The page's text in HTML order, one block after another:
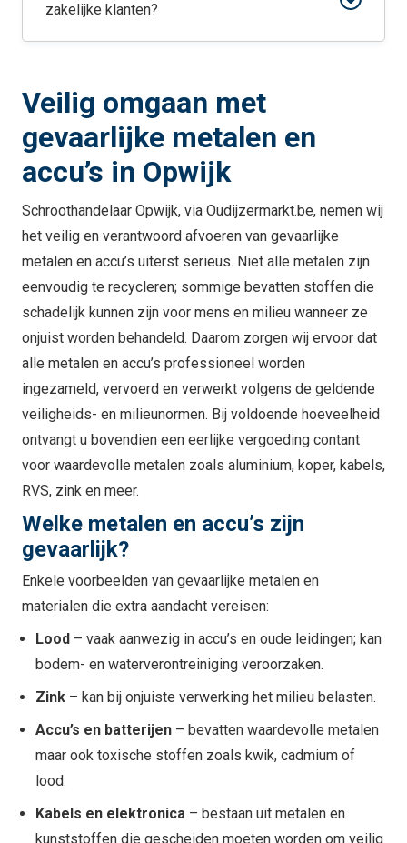
zakelijke klanten?
Veilig omgaan met
gevaarlijke metalen en
accu’s in Opwijk
Schroothandelaar Opwijk, via Oudijzermarkt.be, nemen wij
het veilig en verantwoord afvoeren van gevaarlijke
metalen en accu’s uiterst serieus. Niet alle metalen zijn
eenvoudig te recycleren; sommige bevatten stoffen die
schadelijk kunnen zijn voor mens en milieu wanneer ze
onjuist worden behandeld. Daarom zorgen wij ervoor dat
alle metalen en accu’s professioneel worden
ingezameld, vervoerd en verwerkt volgens de geldende
veiligheids- en milieunormen. Bij voldoende hoeveelheid
ontvangt u bovendien een eerlijke vergoeding contant
voor waardevolle metalen zoals aluminium, koper, kabels,
RVS, zink en meer.
Welke metalen en accu’s zijn
gevaarlijk?
Enkele voorbeelden van gevaarlijke metalen en
materialen die extra aandacht vereisen:
Lood – vaak aanwezig in accu’s en oude leidingen; kan
bodem- en waterverontreiniging veroorzaken.
Zink – kan bij onjuiste verwerking het milieu belasten.
Accu’s en batterijen – bevatten waardevolle metalen
maar ook toxische stoffen zoals kwik, cadmium of
lood.
Kabels en elektronica – bestaan uit metalen en
kunststoffen die gescheiden moeten worden om veilig